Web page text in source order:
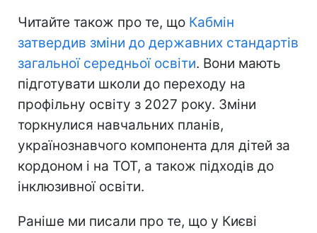
Читайте також про те, що Кабмін
затвердив зміни до державних стандартів
загальної середньої освіти. Вони мають
підготувати школи до переходу на
профільну освіту з 2027 року. Зміни
торкнулися навчальних планів,
українознавчого компонента для дітей за
кордоном і на ТОТ, а також підходів до
інклюзивної освіти.
Раніше ми писали про те, що у Києві